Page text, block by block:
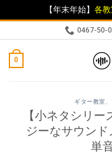
【年末年始】 各
0467-50-
0
ギター教室
【小ネタシリ
ジーなサウン
単